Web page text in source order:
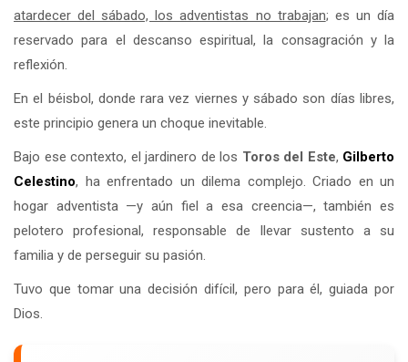
atardecer del sábado, los adventistas no trabajan; es un día
reservado para el descanso espiritual, la consagración y la
reflexión.
En el béisbol, donde rara vez viernes y sábado son días libres,
este principio genera un choque inevitable.
Bajo ese contexto, el jardinero de los Toros del Este, Gilberto
Celestino, ha enfrentado un dilema complejo. Criado en un
hogar adventista —y aún fiel a esa creencia—, también es
pelotero profesional, responsable de llevar sustento a su
familia y de perseguir su pasión.
Tuvo que tomar una decisión difícil, pero para él, guiada por
Dios.